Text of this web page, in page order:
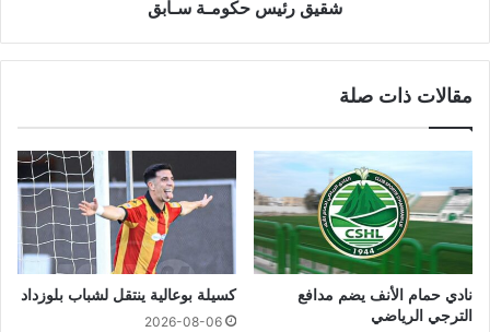
شقيق رئيس حكومـة سـابق
مقالات ذات صلة
نادي حمام الأنف يضم مدافع
الترجي الرياضي
كسيلة بوعالية ينتقل لشباب بلوزداد
2026-08-06